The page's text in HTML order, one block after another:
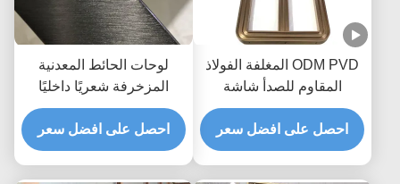
ODM PVD المغلفة الفولاذ
المقاوم للصدأ شاشة
التقسيم غرفة المقسم
البرونزي 2 * 4m
احصل على افضل سعر
لوحات الحائط المعدنية
المزخرفة شعريًا داخليًا
مطلي بمادة PVD ضد التآكل
احصل على افضل سعر